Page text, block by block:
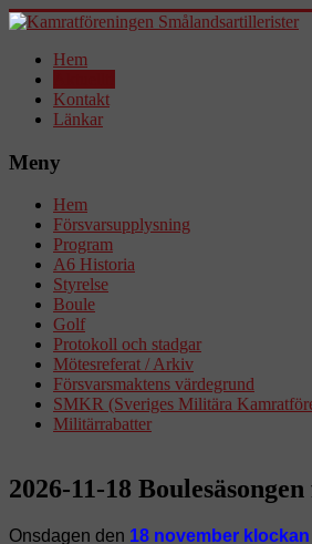
Hem
Kontakt
Länkar
Meny
Hem
Försvarsupplysning
Program
A6 Historia
Styrelse
Boule
Golf
Protokoll och stadgar
Mötesreferat / Arkiv
Försvarsmaktens värdegrund
SMKR (Sveriges Militära
Militärrabatter
2026-11-18
Onsdagen den 18 november klockan